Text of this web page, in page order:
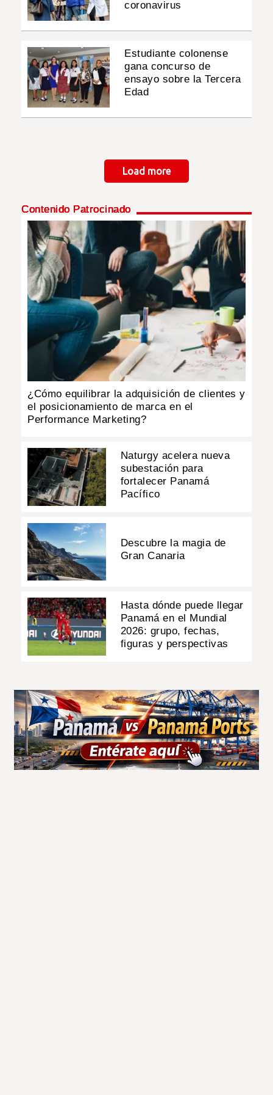
coronavirus
Estudiante colonense
gana concurso de
ensayo sobre la Tercera
Edad
Load more
Contenido Patrocinado
¿Cómo equilibrar la adquisición de clientes y
el posicionamiento de marca en el
Performance Marketing?
Naturgy acelera nueva
subestación para
fortalecer Panamá
Pacífico
Descubre la magia de
Gran Canaria
Hasta dónde puede llegar
Panamá en el Mundial
2026: grupo, fechas,
figuras y perspectivas